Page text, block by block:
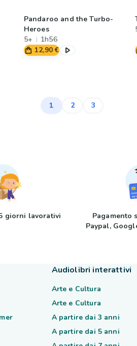
Pandaroo and the Turbo-
Heroes
5+
1h56
12,90 €
1 2 3
giorni lavorativi
Pagamento
Paypal,
Audiolibri interattivi
Arte e Cultura
Arte e Cultura
A partire dai 3 anni
A partire dai 5 anni